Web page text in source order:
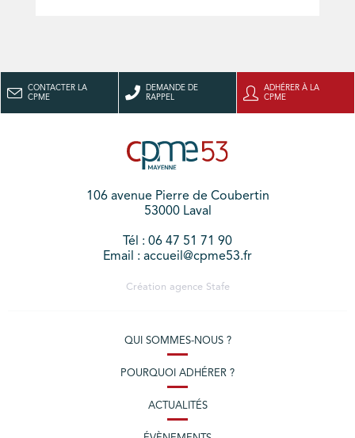
CONTACTER LA
CPME
DEMANDE DE
RAPPEL
ADHÉRER À LA
CPME
106 avenue Pierre de Coubertin
53000 Laval
Tél : 06 47 51 71 90
Email : accueil@cpme53.fr
Création agence Stafe
QUI SOMMES-NOUS ?
POURQUOI ADHÉRER ?
ACTUALITÉS